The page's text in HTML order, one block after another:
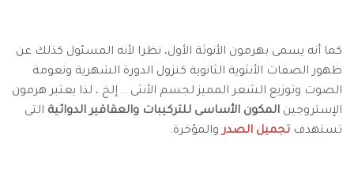
كما أنه يسمى بهرمون الأنوثة الأول، نظرا لأنه المسئول كذلك عن
ظهور الصفات الأنثوية الثانوية كنزول الدورة الشهرية ونعومة
الصوت وتوزيع الشعر المميز لجسم الأنثى .. إلخ ، لذا يعتبر هرمون
الإستروجين المكون الأساسى للتركيبات والعقاقير الدوائية التى
تستهدف تجميل الصدروالمؤخرة.